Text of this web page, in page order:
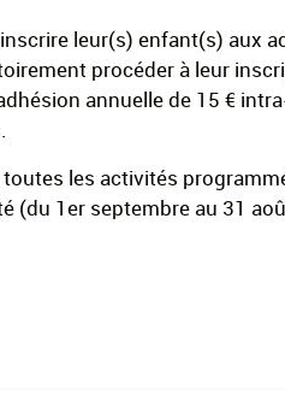
leur(s) enfant(s) aux
procéder à leur
annuelle de 15 €
toutes les activités
(du 1er septembre au 31